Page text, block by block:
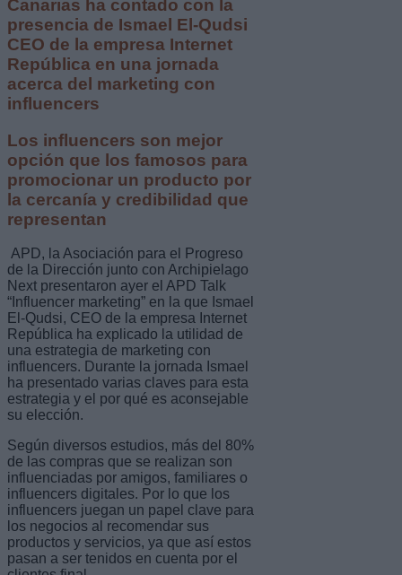
Canarias ha contado con la
presencia de Ismael El-Qudsi
CEO de la empresa Internet
República en una jornada
acerca del marketing con
influencers
Los influencers son mejor
opción que los famosos para
promocionar un producto por
la cercanía y credibilidad que
representan
APD, la Asociación para el Progreso
de la Dirección junto con Archipielago
Next presentaron ayer el APD Talk
“Influencer marketing” en la que Ismael
El-Qudsi, CEO de la empresa Internet
República ha explicado la utilidad de
una estrategia de marketing con
influencers. Durante la jornada Ismael
ha presentado varias claves para esta
estrategia y el por qué es aconsejable
su elección.
Según diversos estudios, más del 80%
de las compras que se realizan son
influenciadas por amigos, familiares o
influencers digitales. Por lo que los
influencers juegan un papel clave para
los negocios al recomendar sus
productos y servicios, ya que así estos
pasan a ser tenidos en cuenta por el